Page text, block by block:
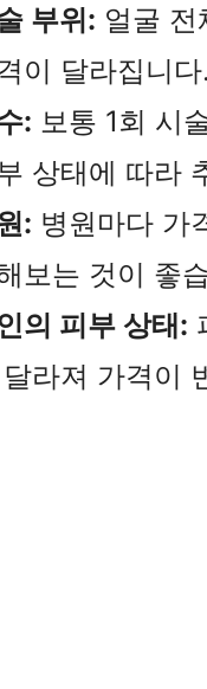
부위: 얼굴
이 달라집니다.
: 보통 1회 시
상태에 따라
: 병원마다 가
보는 것이 좋
의 피부 상태:
라져 가격이